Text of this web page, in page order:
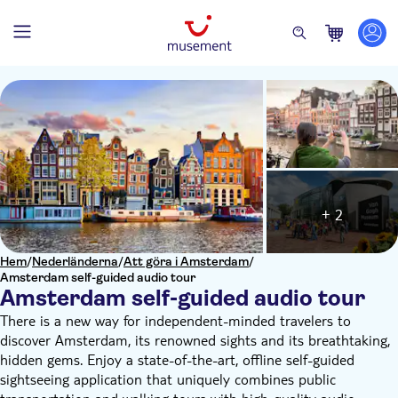
Hem/Nederländerna/Att göra i Amsterdam/
Amsterdam self-guided audio tour
Amsterdam self-guided audio tour
+ 2
There is a new way for independent-minded travelers to
discover Amsterdam, its renowned sights and its breathtaking,
hidden gems. Enjoy a state-of-the-art, offline self-guided
sightseeing application that uniquely combines public